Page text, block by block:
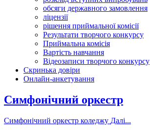
обсяги державного замовлення
ліцензії
рішення приймальної комісії
Результати творчого конкурсу
Приймальна комісія
Вартість навчання
Відеозаписи творчого конкурсу
Скринька довіри
Онлайн-анкетування
Симфонічний оркестр
Симфонічний оркестр коледжу Далі...